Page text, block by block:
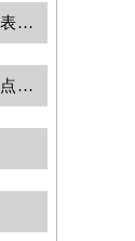
萧邦走快了怎么解决（机械手表调校技巧与注意事项）
萧邦手表走走停停处理技巧盘点（常见故障分析与解决方法）